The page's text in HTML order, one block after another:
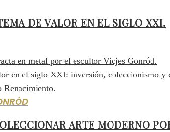
DE VALOR EN EL SIGLO XXI.
en el siglo XXI: inversión, coleccionismo
Renacimiento.
ARTE MODERNO